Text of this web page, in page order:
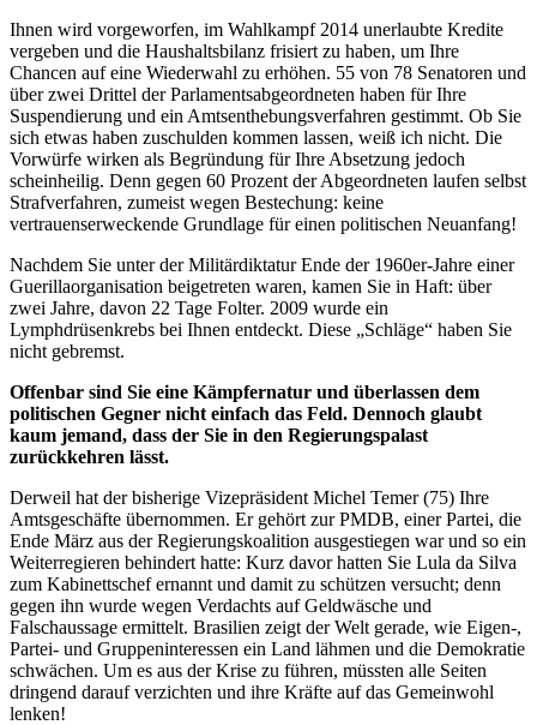
Ihnen wird vorgeworfen, im Wahlkampf 2014 unerlaubte Kredite
vergeben und die Haushaltsbilanz frisiert zu haben, um Ihre
Chancen auf eine Wiederwahl zu erhöhen. 55 von 78 Senatoren und
über zwei Drittel der Parlamentsabgeordneten haben für Ihre
Suspendierung und ein Amtsenthebungsverfahren gestimmt. Ob Sie
sich etwas haben zuschulden kommen lassen, weiß ich nicht. Die
Vorwürfe wirken als Begründung für Ihre Absetzung jedoch
scheinheilig. Denn gegen 60 Prozent der Abgeordneten laufen selbst
Strafverfahren, zumeist wegen Bestechung: keine
vertrauenserweckende Grundlage für einen politischen Neuanfang!
Nachdem Sie unter der Militärdiktatur Ende der 1960er-Jahre einer
Guerillaorganisation beigetreten waren, kamen Sie in Haft: über
zwei Jahre, davon 22 Tage Folter. 2009 wurde ein
Lymphdrüsenkrebs bei Ihnen entdeckt. Diese „Schläge“ haben Sie
nicht gebremst.
Offenbar sind Sie eine Kämpfernatur und überlassen dem
politischen Gegner nicht einfach das Feld. Dennoch glaubt
kaum jemand, dass der Sie in den Regierungspalast
zurückkehren lässt.
Derweil hat der bisherige Vizepräsident Michel Temer (75) Ihre
Amtsgeschäfte übernommen. Er gehört zur PMDB, einer Partei, die
Ende März aus der Regierungskoalition ausgestiegen war und so ein
Weiterregieren behindert hatte: Kurz davor hatten Sie Lula da Silva
zum Kabinettschef ernannt und damit zu schützen versucht; denn
gegen ihn wurde wegen Verdachts auf Geldwäsche und
Falschaussage ermittelt. Brasilien zeigt der Welt gerade, wie Eigen-,
Partei- und Gruppeninteressen ein Land lähmen und die Demokratie
schwächen. Um es aus der Krise zu führen, müssten alle Seiten
dringend darauf verzichten und ihre Kräfte auf das Gemeinwohl
lenken!